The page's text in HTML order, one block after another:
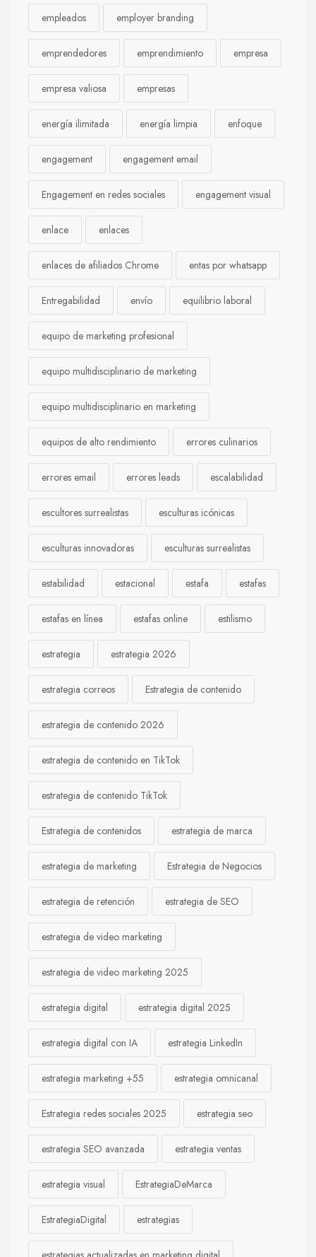
empleados employer branding
emprendedores emprendimiento empresa
empresa valiosa empresas
energía ilimitada energía limpia enfoque
engagement engagement email
Engagement en redes sociales engagement visual
enlace enlaces
enlaces de afiliados Chrome entas por whatsapp
Entregabilidad envío equilibrio laboral
equipo de marketing profesional
equipo multidisciplinario de marketing
equipo multidisciplinario en marketing
equipos de alto rendimiento errores culinarios
errores email errores leads escalabilidad
escultores surrealistas esculturas icónicas
esculturas innovadoras esculturas surrealistas
estabilidad estacional estafa estafas
estafas en línea estafas online estilismo
estrategia estrategia 2026
estrategia correos Estrategia de contenido
estrategia de contenido 2026
estrategia de contenido en TikTok
estrategia de contenido TikTok
Estrategia de contenidos estrategia de marca
estrategia de marketing Estrategia de Negocios
estrategia de retención estrategia de SEO
estrategia de video marketing
estrategia de video marketing 2025
estrategia digital estrategia digital 2025
estrategia digital con IA estrategia LinkedIn
estrategia marketing +55 estrategia omnicanal
Estrategia redes sociales 2025 estrategia seo
estrategia SEO avanzada estrategia ventas
estrategia visual EstrategiaDeMarca
EstrategiaDigital estrategias